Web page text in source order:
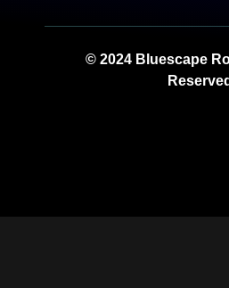
© 2024 Bluescape
Reserved